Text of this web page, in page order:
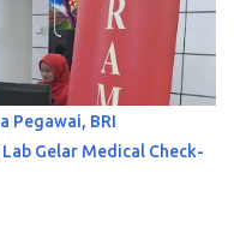
Pegawai, BRI
Gelar Medical Check-